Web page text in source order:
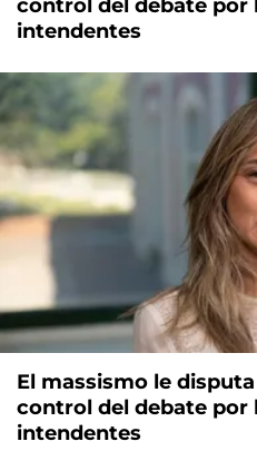
control del debate por
intendentes
El massismo le
control del debate por
intendentes